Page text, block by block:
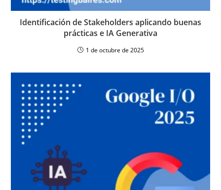
Identificación de Stakeholders aplicando buenas
prácticas e IA Generativa
1 de octubre de 2025